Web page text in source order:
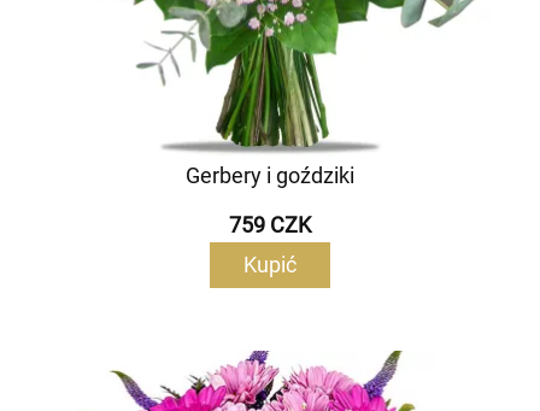
Gerbery i goździki
759 CZK
Kupić